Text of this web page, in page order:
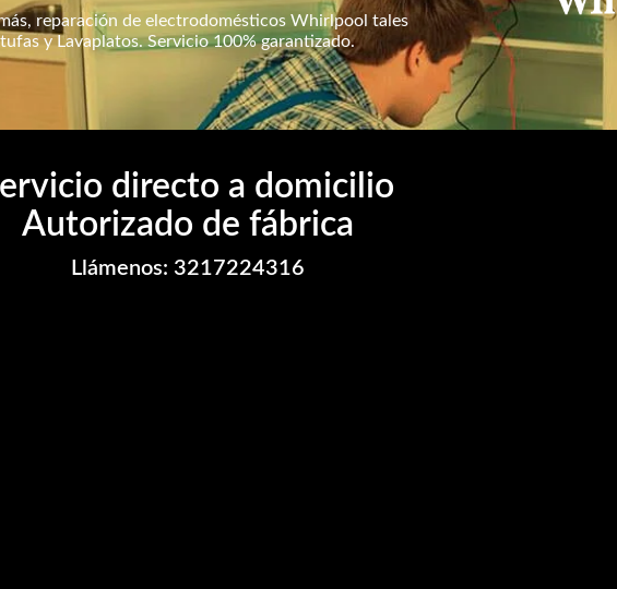
reparación de electrodomésticos Whirlpool tales
y Lavaplatos. Servicio 100% garantizado.
directo a domicilio
Autorizado de fábrica
Llámenos: 3217224316